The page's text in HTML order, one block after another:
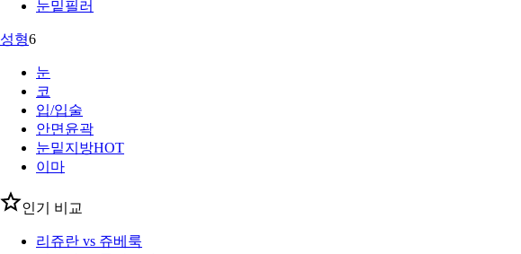
눈밑필러
성형6
눈
코
입/입술
안면윤곽
눈밑지방HOT
이마
인기 비교
리쥬란 vs 쥬베룩